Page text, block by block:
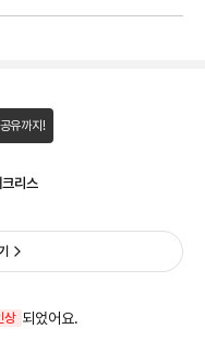
유까지!
리스
상 되었어요.